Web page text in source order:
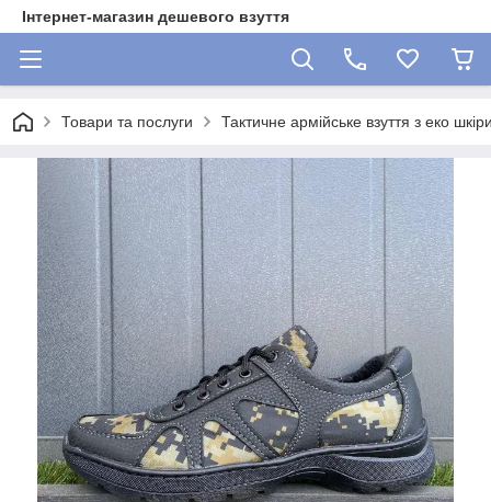
Інтернет-магазин дешевого взуття
Товари та послуги Тактичне армійське взуття з еко